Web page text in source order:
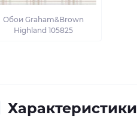
Обои Graham&Brown
Highland 105825
Характеристики